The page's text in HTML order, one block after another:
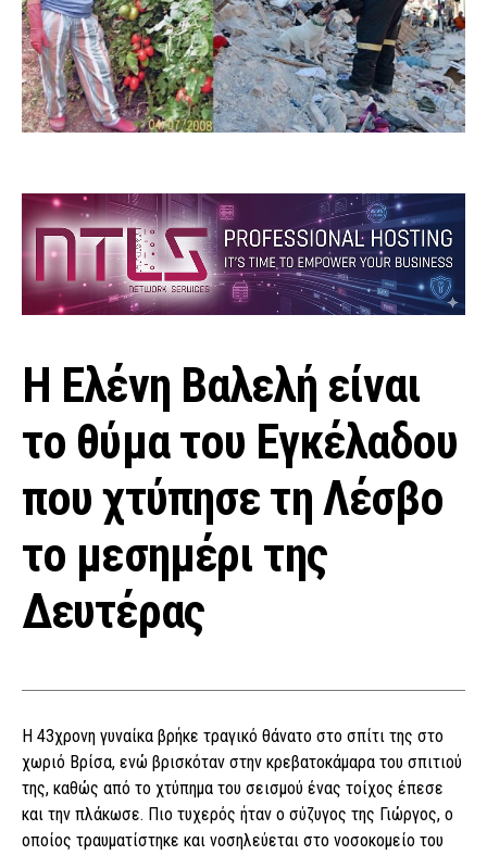
Η Ελένη Βαλελή είναι
το θύμα του Εγκέλαδου
που χτύπησε τη Λέσβο
το μεσημέρι της
Δευτέρας
Η 43χρονη γυναίκα βρήκε τραγικό θάνατο στο σπίτι της στο
χωριό Βρίσα, ενώ βρισκόταν στην κρεβατοκάμαρα του σπιτιού
της, καθώς από το χτύπημα του σεισμού ένας τοίχος έπεσε
και την πλάκωσε. Πιο τυχερός ήταν ο σύζυγος της Γιώργος, ο
οποίος τραυματίστηκε και νοσηλεύεται στο νοσοκομείο του